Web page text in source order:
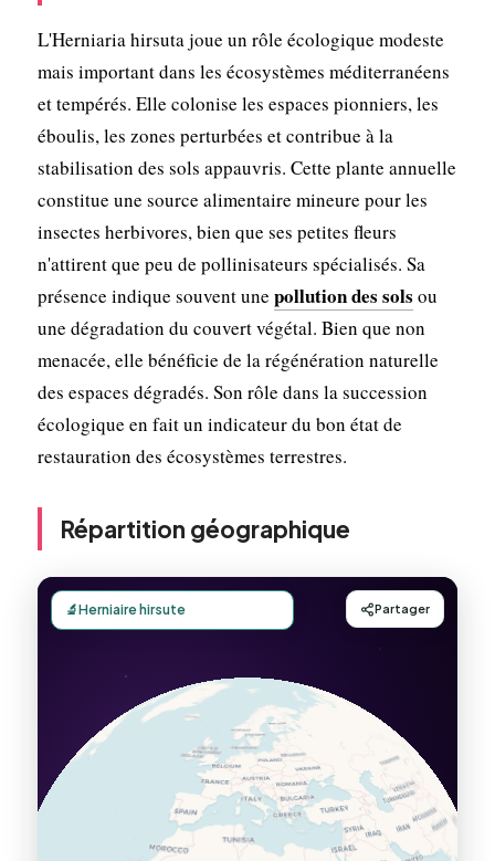
L'Herniaria hirsuta joue un rôle écologique modeste
mais important dans les écosystèmes méditerranéens
et tempérés. Elle colonise les espaces pionniers, les
éboulis, les zones perturbées et contribue à la
stabilisation des sols appauvris. Cette plante annuelle
constitue une source alimentaire mineure pour les
insectes herbivores, bien que ses petites fleurs
n'attirent que peu de pollinisateurs spécialisés. Sa
présence indique souvent une pollution des sols ou
une dégradation du couvert végétal. Bien que non
menacée, elle bénéficie de la régénération naturelle
des espaces dégradés. Son rôle dans la succession
écologique en fait un indicateur du bon état de
restauration des écosystèmes terrestres.
Répartition géographique